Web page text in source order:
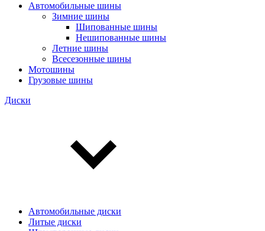
Автомобильные шины
Зимние шины
Шипованные шины
Нешипованные шины
Летние шины
Всесезонные шины
Мотошины
Грузовые шины
Диски
Автомобильные диски
Литые диски